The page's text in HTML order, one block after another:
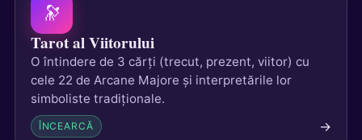
🔭
Tarot al Viitorului
O întindere de 3 cărți (trecut, prezent, viitor) cu
cele 22 de Arcane Majore și interpretările lor
simboliste tradiționale.
ÎNCEARCĂ →